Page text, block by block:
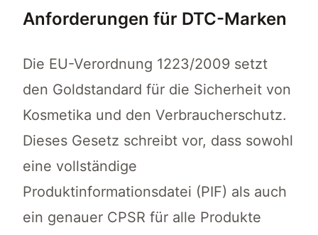
Anforderungen für DTC-Marken
Die EU-Verordnung 1223/2009 setzt
den Goldstandard für die Sicherheit von
Kosmetika und den Verbraucherschutz.
Dieses Gesetz schreibt vor, dass sowohl
eine vollständige
Produktinformationsdatei (PIF) als auch
ein genauer CPSR für alle Produkte